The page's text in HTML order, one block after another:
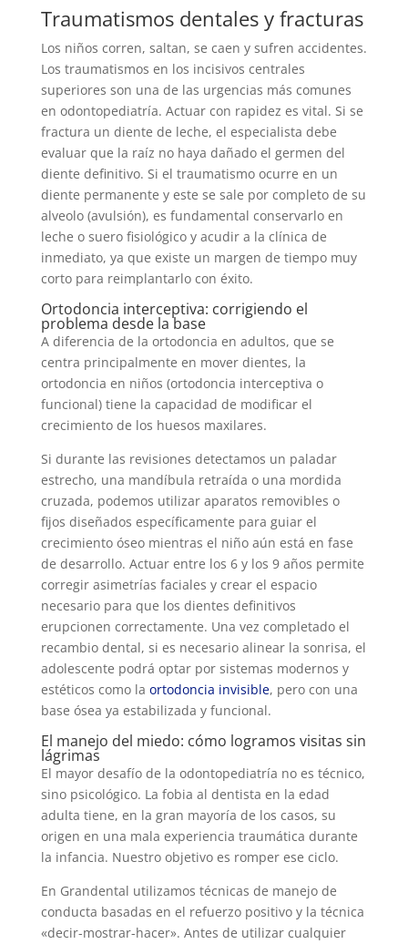
Traumatismos dentales y fracturas
Los niños corren, saltan, se caen y sufren accidentes.
Los traumatismos en los incisivos centrales
superiores son una de las urgencias más comunes
en odontopediatría. Actuar con rapidez es vital. Si se
fractura un diente de leche, el especialista debe
evaluar que la raíz no haya dañado el germen del
diente definitivo. Si el traumatismo ocurre en un
diente permanente y este se sale por completo de su
alveolo (avulsión), es fundamental conservarlo en
leche o suero fisiológico y acudir a la clínica de
inmediato, ya que existe un margen de tiempo muy
corto para reimplantarlo con éxito.
Ortodoncia interceptiva: corrigiendo el
problema desde la base
A diferencia de la ortodoncia en adultos, que se
centra principalmente en mover dientes, la
ortodoncia en niños (ortodoncia interceptiva o
funcional) tiene la capacidad de modificar el
crecimiento de los huesos maxilares.
Si durante las revisiones detectamos un paladar
estrecho, una mandíbula retraída o una mordida
cruzada, podemos utilizar aparatos removibles o
fijos diseñados específicamente para guiar el
crecimiento óseo mientras el niño aún está en fase
de desarrollo. Actuar entre los 6 y los 9 años permite
corregir asimetrías faciales y crear el espacio
necesario para que los dientes definitivos
erupcionen correctamente. Una vez completado el
recambio dental, si es necesario alinear la sonrisa, el
adolescente podrá optar por sistemas modernos y
estéticos como la ortodoncia invisible, pero con una
base ósea ya estabilizada y funcional.
El manejo del miedo: cómo logramos visitas sin
lágrimas
El mayor desafío de la odontopediatría no es técnico,
sino psicológico. La fobia al dentista en la edad
adulta tiene, en la gran mayoría de los casos, su
origen en una mala experiencia traumática durante
la infancia. Nuestro objetivo es romper ese ciclo.
En Grandental utilizamos técnicas de manejo de
conducta basadas en el refuerzo positivo y la técnica
«decir-mostrar-hacer». Antes de utilizar cualquier